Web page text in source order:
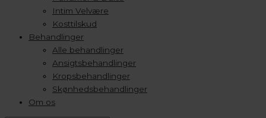
Intim Velvære
Kosttilskud
Behandlinger
Alle behandlinger
Ansigtsbehandlinger
Kropsbehandlinger
Skønhedsbehandlinger
Om os